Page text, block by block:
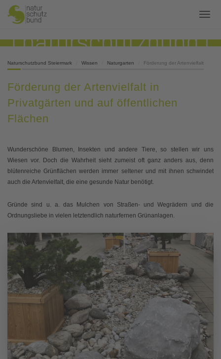
Naturschutzbund Steiermark Wissen Naturgarten Förderung der Artenvielfalt
Förderung der Artenvielfalt in
Privatgärten und auf öffentlichen
Flächen
Wunderschöne Blumen, Insekten und andere Tiere, so stellen wir uns
Wiesen vor. Doch die Wahrheit sieht zumeist oft ganz anders aus, denn
blütenreiche Grünflächen werden immer seltener und mit ihnen schwindet
auch die Artenvielfalt, die eine gesunde Natur benötigt.
Gründe sind u. a. das Mulchen von Straßen- und Wegrädern und die
Ordnungsliebe in vielen letztendlich naturfernen Grünanlagen.